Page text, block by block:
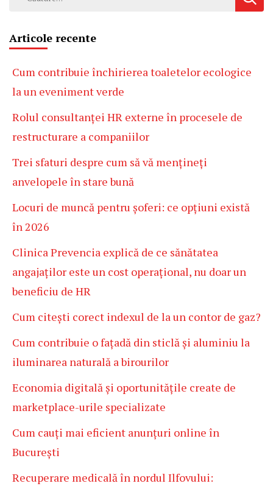
Articole recente
Cum contribuie închirierea toaletelor ecologice
la un eveniment verde
Rolul consultanței HR externe în procesele de
restructurare a companiilor
Trei sfaturi despre cum să vă mențineți
anvelopele în stare bună
Locuri de muncă pentru șoferi: ce opțiuni există
în 2026
Clinica Prevencia explică de ce sănătatea
angajaților este un cost operațional, nu doar un
beneficiu de HR
Cum citești corect indexul de la un contor de gaz?
Cum contribuie o fațadă din sticlă și aluminiu la
iluminarea naturală a birourilor
Economia digitală și oportunitățile create de
marketplace-urile specializate
Cum cauți mai eficient anunțuri online în
București
Recuperare medicală în nordul Ilfovului: